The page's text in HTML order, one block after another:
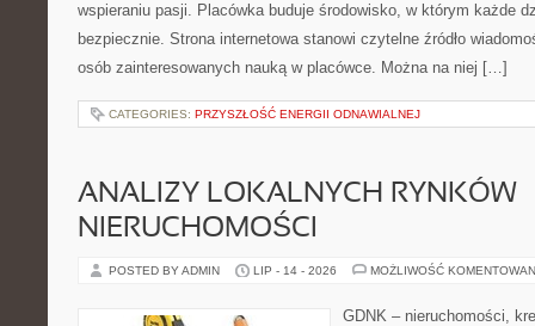
wspieraniu pasji. Placówka buduje środowisko, w którym każde
bezpiecznie. Strona internetowa stanowi czytelne źródło
osób zainteresowanych nauką w placówce. Można na niej […]
CATEGORIES: PRZYSZŁOŚĆ ENERGII ODNAWIALNEJ
ANALIZY LOKALNYCH RYNKÓW
NIERUCHOMOŚCI
POSTED BY ADMIN LIP - 14 - 2026 MOŻLIWOŚĆ
GDNK – nieruchomości,